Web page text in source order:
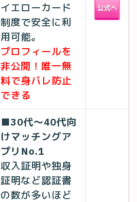
イエローカード
制度で安全に利
用可能。
プロフィールを
非公開！唯一無
料で身バレ防止
できる
■30代〜40代向
けマッチングア
プリNo.1
収入証明や独身
証明など認証書
の数が多いほど